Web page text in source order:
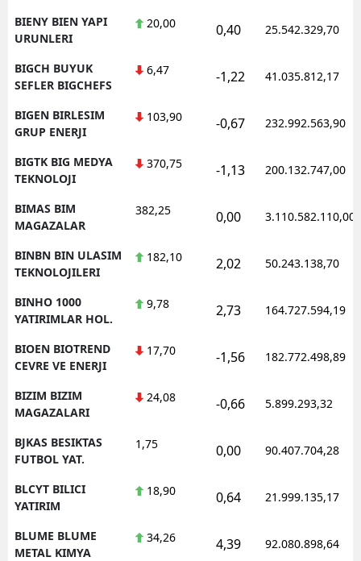
BIENY BIEN YAPI
URUNLERI
20,00 0,40 25.542.329,70
BIGCH BUYUK
SEFLER BIGCHEFS
6,47 -1,22 41.035.812,17
BIGEN BIRLESIM
GRUP ENERJI
103,90 -0,67 232.992.563,90
BIGTK BIG MEDYA
TEKNOLOJI
370,75 -1,13 200.132.747,00
BIMAS BIM
MAGAZALAR
382,25 0,00 3.110.582.110,00
BINBN BIN ULASIM
TEKNOLOJILERI
182,10 2,02 50.243.138,70
BINHO 1000
YATIRIMLAR HOL.
9,78 2,73 164.727.594,19
BIOEN BIOTREND
CEVRE VE ENERJI
17,70 -1,56 182.772.498,89
BIZIM BIZIM
MAGAZALARI
24,08 -0,66 5.899.293,32
BJKAS BESIKTAS
FUTBOL YAT.
1,75 0,00 90.407.704,28
BLCYT BILICI
YATIRIM
18,90 0,64 21.999.135,17
BLUME BLUME
METAL KIMYA
34,26 4,39 92.080.898,64